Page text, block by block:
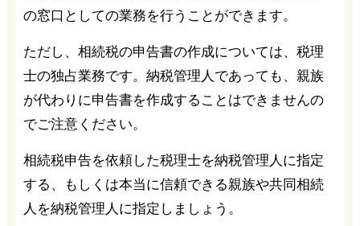
の窓口としての業務を行うことができます。
ただし、相続税の申告書の作成については、税理
士の独占業務です。納税管理人であっても、親族
が代わりに申告書を作成することはできませんの
でご注意ください。
相続税申告を依頼した税理士を納税管理人に指定
する、もしくは本当に信頼できる親族や共同相続
人を納税管理人に指定しましょう。